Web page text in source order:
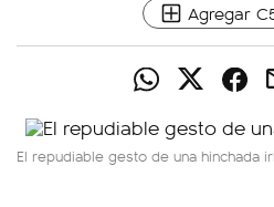
Agregar
El repudiable gesto de una hinchada